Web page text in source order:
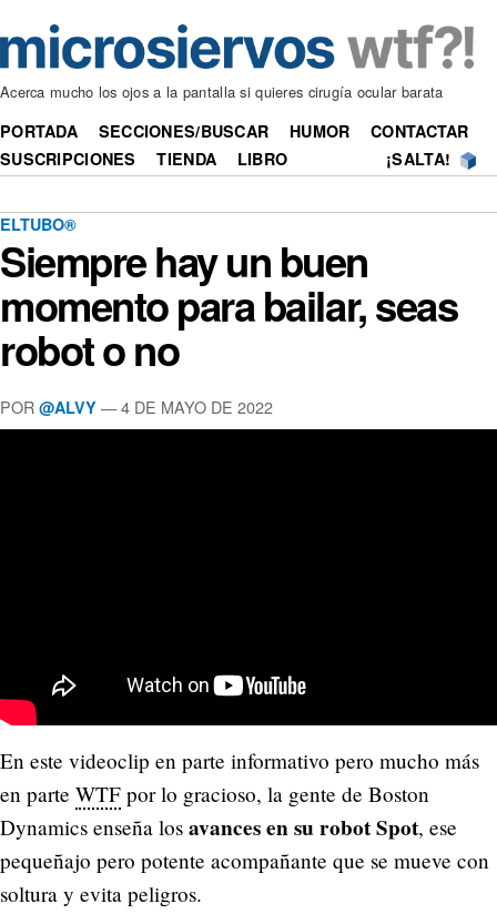
Acerca mucho los ojos a la pantalla si quieres cirugía ocular barata
PORTADA SECCIONES/BUSCAR HUMOR
CONTACTAR
SUSCRIPCIONES
TIENDA LIBRO ¡SALTA!
ELTUBO®
Siempre hay un buen
momento para bailar, seas
robot o no
POR @ALVY —4 DE MAYO DE 2022
En este videoclip en parte informativo pero mucho más
en parte WTF por lo gracioso, la gente de Boston
Dynamics enseña los avances en su robot Spot, ese
pequeñajo pero potente acompañante que se mueve con
soltura y evita peligros.